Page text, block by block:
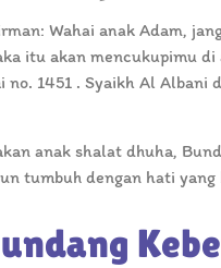
Wahai anak Adam,
itu akan mencukupimu
no. 1451 . Syaikh Al Albani
anak shalat dhuha,
tumbuh dengan hati